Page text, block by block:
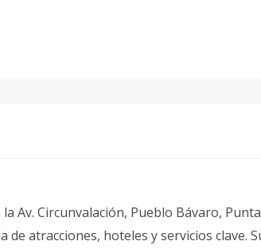
Av. Circunvalación, Pueblo Bávaro,
de atracciones, hoteles y servicios clave.